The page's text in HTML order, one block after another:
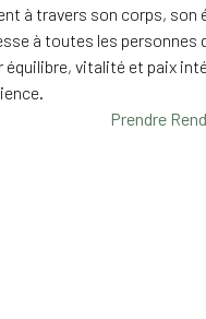
à travers son corps, son
à toutes les personnes
vitalité et paix
Prendre